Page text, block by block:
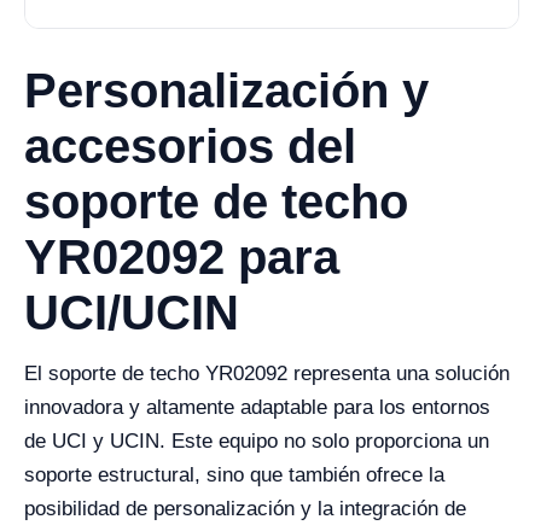
Personalización y
accesorios del
soporte de techo
YR02092 para
UCI/UCIN
El soporte de techo YR02092 representa una solución
innovadora y altamente adaptable para los entornos
de UCI y UCIN. Este equipo no solo proporciona un
soporte estructural, sino que también ofrece la
posibilidad de personalización y la integración de